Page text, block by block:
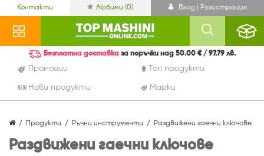
Контакти Любими (0) Вход | Регистрация
Промоции Топ продукти
Нови продукти Марки
Безплатна доставка за поръчки над 50.00 € / 97.79 лв.
Продукти Ръчни инструменти Раздвижени гаечни ключове
Раздвижени гаечни ключове